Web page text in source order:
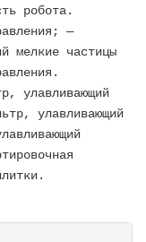
робота.
—
мелкие частицы
улавливающий
улавливающий